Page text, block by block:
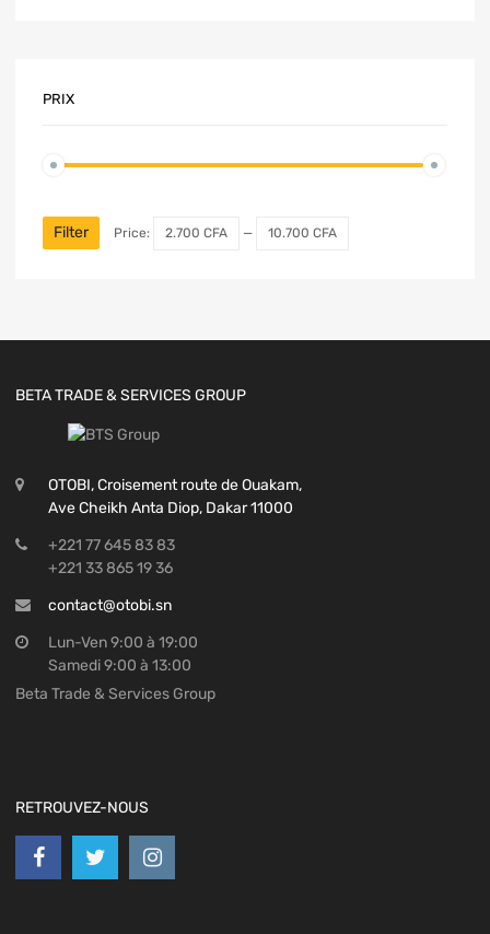
PRIX
Filter Price: 2.700 CFA — 10.700 CFA
BETA TRADE & SERVICES GROUP
OTOBI, Croisement route de Ouakam,
Ave Cheikh Anta Diop, Dakar 11000
+221 77 645 83 83
+221 33 865 19 36
contact@otobi.sn
Lun-Ven 9:00 à 19:00
Samedi 9:00 à 13:00
Beta Trade & Services Group
RETROUVEZ-NOUS